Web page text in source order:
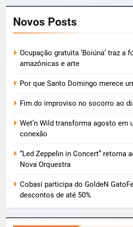
Novos Posts
Ocupação gratuita ‘Boiúna’ traz a
amazônicas e arte
Por que Santo Domingo merece
Fim do improviso no socorro ao
Wet’n Wild transforma agosto em
conexão
“Led Zeppelin in Concert” retorna
Nova Orquestra
Cobasi participa do GoldeN
descontos de até 50%